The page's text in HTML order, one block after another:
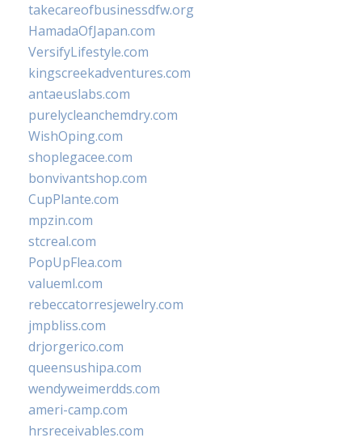
takecareofbusinessdfw.org
HamadaOfJapan.com
VersifyLifestyle.com
kingscreekadventures.com
antaeuslabs.com
purelycleanchemdry.com
WishOping.com
shoplegacee.com
bonvivantshop.com
CupPlante.com
mpzin.com
stcreal.com
PopUpFlea.com
valueml.com
rebeccatorresjewelry.com
jmpbliss.com
drjorgerico.com
queensushipa.com
wendyweimerdds.com
ameri-camp.com
hrsreceivables.com